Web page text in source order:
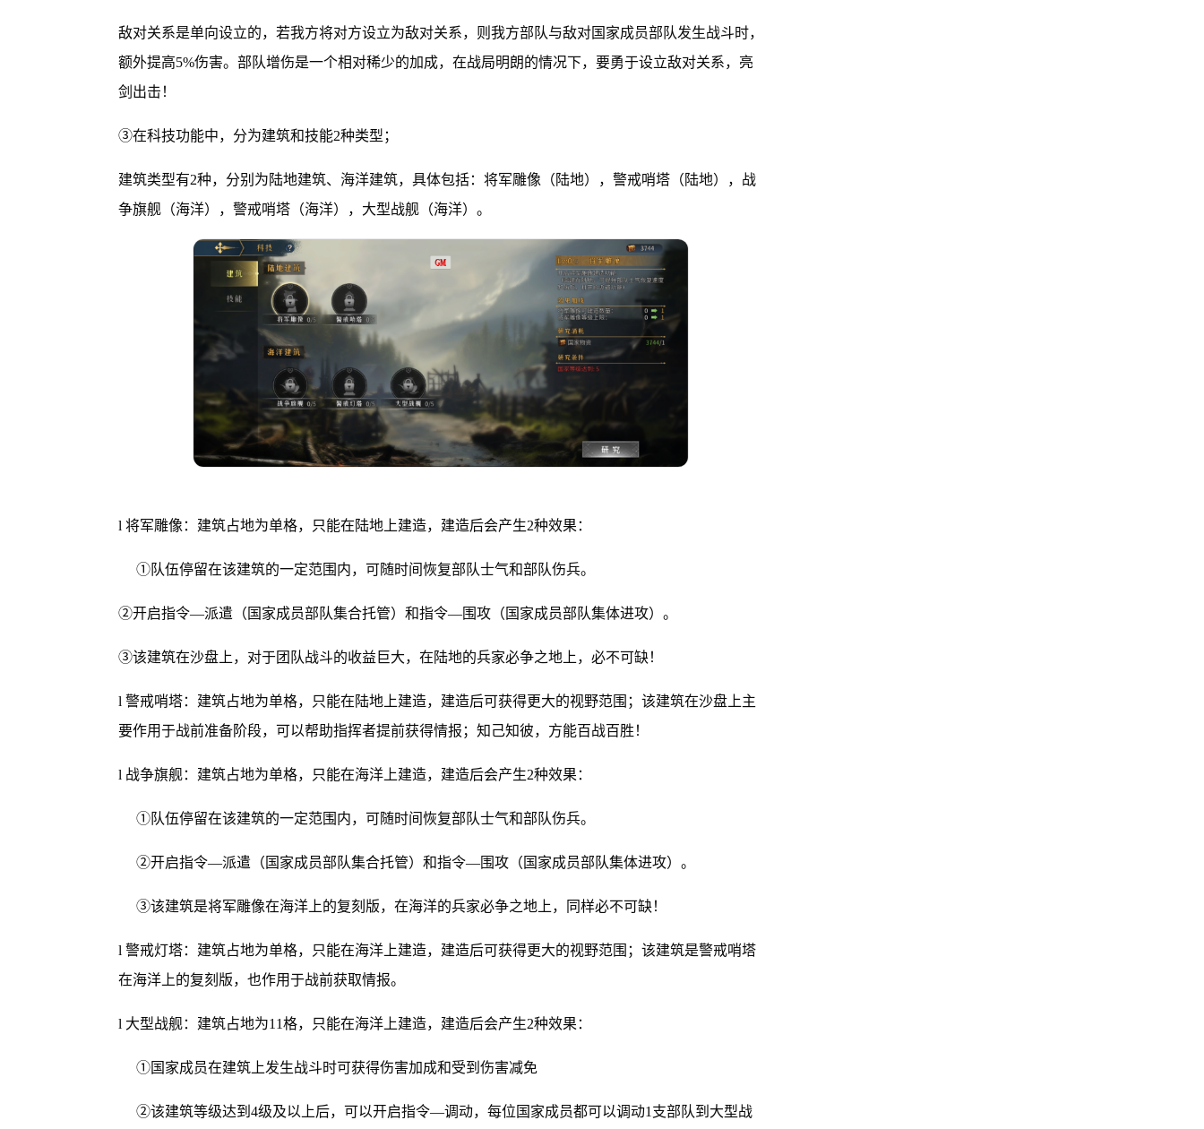
敌对关系是单向设立的，若我方将对方设立为敌对关系，则我方部队与敌对国家成员部队发生战斗时，
额外提高5%伤害。部队增伤是一个相对稀少的加成，在战局明朗的情况下，要勇于设立敌对关系，亮
剑出击！
③在科技功能中，分为建筑和技能2种类型；
建筑类型有2种，分别为陆地建筑、海洋建筑，具体包括：将军雕像（陆地），警戒哨塔（陆地），战
争旗舰（海洋），警戒哨塔（海洋），大型战舰（海洋）。
l 将军雕像：建筑占地为单格，只能在陆地上建造，建造后会产生2种效果：
①队伍停留在该建筑的一定范围内，可随时间恢复部队士气和部队伤兵。
②开启指令—派遣（国家成员部队集合托管）和指令—围攻（国家成员部队集体进攻）。
③该建筑在沙盘上，对于团队战斗的收益巨大，在陆地的兵家必争之地上，必不可缺！
l 警戒哨塔：建筑占地为单格，只能在陆地上建造，建造后可获得更大的视野范围；该建筑在沙盘上主
要作用于战前准备阶段，可以帮助指挥者提前获得情报；知己知彼，方能百战百胜！
l 战争旗舰：建筑占地为单格，只能在海洋上建造，建造后会产生2种效果：
①队伍停留在该建筑的一定范围内，可随时间恢复部队士气和部队伤兵。
②开启指令—派遣（国家成员部队集合托管）和指令—围攻（国家成员部队集体进攻）。
③该建筑是将军雕像在海洋上的复刻版，在海洋的兵家必争之地上，同样必不可缺！
l 警戒灯塔：建筑占地为单格，只能在海洋上建造，建造后可获得更大的视野范围；该建筑是警戒哨塔
在海洋上的复刻版，也作用于战前获取情报。
l 大型战舰：建筑占地为11格，只能在海洋上建造，建造后会产生2种效果：
①国家成员在建筑上发生战斗时可获得伤害加成和受到伤害减免
②该建筑等级达到4级及以上后，可以开启指令—调动，每位国家成员都可以调动1支部队到大型战